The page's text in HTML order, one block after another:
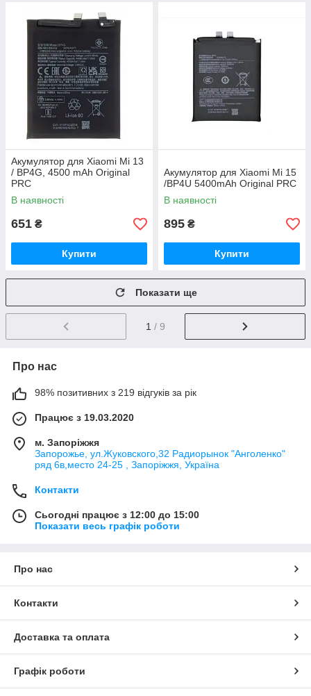
Акумулятор для Xiaomi Mi 13
/ BP4G, 4500 mAh Original
PRC
В наявності
651 ₴
Купити
Акумулятор для Xiaomi Mi 15
/BP4U 5400mAh Original PRC
В наявності
895 ₴
Купити
Показати ще
1 / 9
Про нас
98% позитивних з 219 відгуків за рік
Працює з 19.03.2020
м. Запоріжжя
Запорожье, ул.Жуковского,32 Радиорынок "Анголенко"
ряд 6в,место 24-25 , Запоріжжя, Україна
Контакти
Сьогодні працює з 12:00 до 15:00
Показати весь графік роботи
Про нас
Контакти
Доставка та оплата
Графік роботи